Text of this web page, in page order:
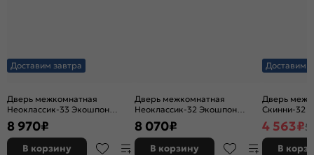
Доставим завтра
Дверь межкомнатная
Неоклассик-33 Экошпон
Original Oak, остекленная,
white сrystal, кромка нет,
филенчатая
8 970₽
В корзину
Дверь межкомнатная
Неоклассик-32 Экошпон
Original Oak, глухая, кромка
нет, филенчатая
8 070₽
В корзину
Доставим
Дверь
Скинни-32
глухая,
4 563₽5
В